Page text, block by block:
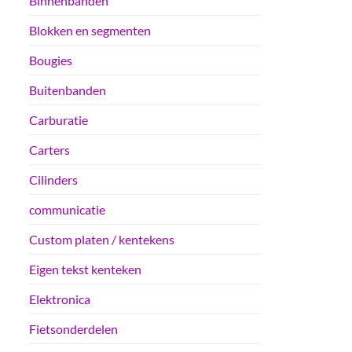
Blokken en segmenten
Bougies
Buitenbanden
Carburatie
Carters
Cilinders
communicatie
Custom platen / kentekens
Eigen tekst kenteken
Elektronica
Fietsonderdelen